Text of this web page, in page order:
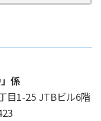
係
目1-25 JTBビル6階